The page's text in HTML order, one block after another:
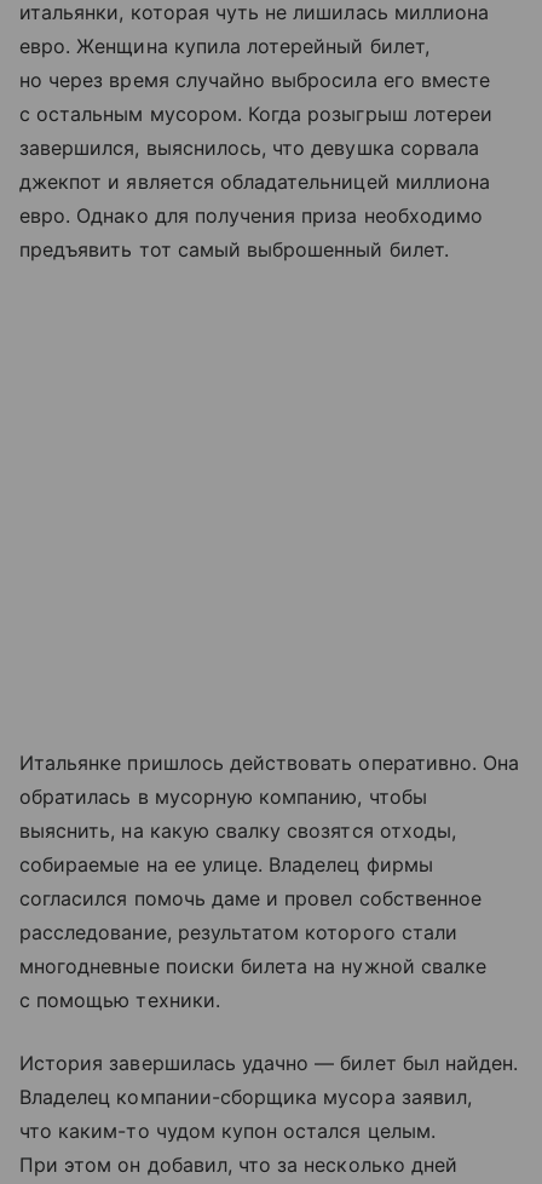
итальянки, которая чуть не лишилась миллиона
евро. Женщина купила лотерейный билет,
но через время случайно выбросила его вместе
с остальным мусором. Когда розыгрыш лотереи
завершился, выяснилось, что девушка сорвала
джекпот и является обладательницей миллиона
евро. Однако для получения приза необходимо
предъявить тот самый выброшенный билет.
Итальянке пришлось действовать оперативно. Она
обратилась в мусорную компанию, чтобы
выяснить, на какую свалку свозятся отходы,
собираемые на ее улице. Владелец фирмы
согласился помочь даме и провел собственное
расследование, результатом которого стали
многодневные поиски билета на нужной свалке
с помощью техники.
История завершилась удачно — билет был найден.
Владелец компании-сборщика мусора заявил,
что каким-то чудом купон остался целым.
При этом он добавил, что за несколько дней